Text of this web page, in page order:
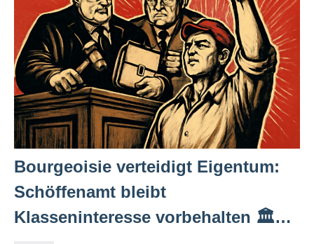
Bourgeoisie verteidigt Eigentum:
Schöffenamt bleibt
Klasseninteresse vorbehalten 🏛️💼